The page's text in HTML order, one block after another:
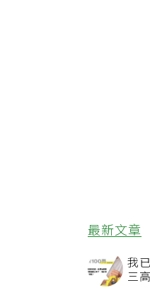
最新文章
我
三